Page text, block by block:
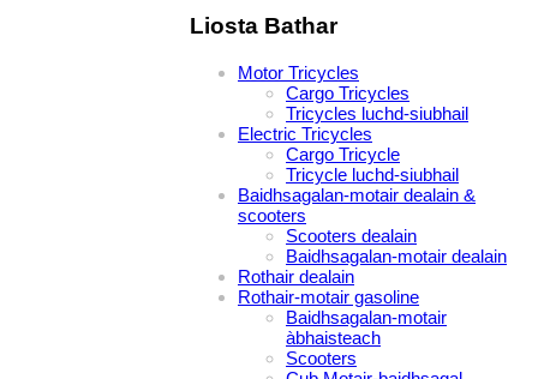
Liosta Bathar
Motor Tricycles
Cargo Tricycles
Tricycles luchd-siubhail
Electric Tricycles
Cargo Tricycle
Tricycle luchd-siubhail
Baidhsagalan-motair dealain &
scooters
Scooters dealain
Baidhsagalan-motair dealain
Rothair dealain
Rothair-motair gasoline
Baidhsagalan-motair
àbhaisteach
Scooters